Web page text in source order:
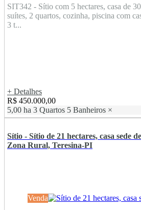
SIT342 - Sítio com 5 hectares, casa de
suítes, 2 quartos, cozinha, piscina com
3 t...
+ Detalhes
R$ 450.000,00
5,00 ha 3 Quartos 5 Banheiros ×
Sítio - Sítio de 21 hectares, casa sede
Zona Rural, Teresina-PI
Venda